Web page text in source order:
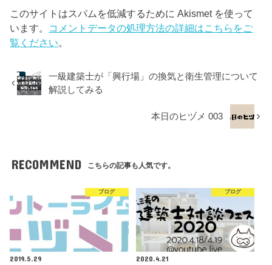
このサイトはスパムを低減するために Akismet を使って
います。 コメントデータの処理方法の詳細はこちらをご
覧ください。
一級建築士が「興行場」の換気と衛生管理について
解説してみる
本日のヒヅメ 003
RECOMMEND こちらの記事も人気です。
ブログ
2019.5.29
ブログ
2020.4.21